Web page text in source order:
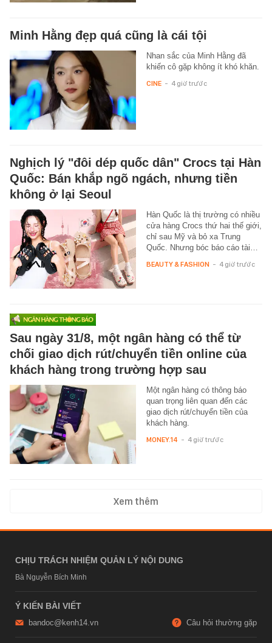
Minh Hằng đẹp quá cũng là cái tội
Nhan sắc của Minh Hằng đã
khiến cô gặp không ít khó khăn.
CINE - 4 giờ trước
Nghịch lý "đôi dép quốc dân" Crocs tại Hàn
Quốc: Bán khắp ngõ ngách, nhưng tiền
không ở lại Seoul
Hàn Quốc là thị trường có nhiều
cửa hàng Crocs thứ hai thế giới,
chỉ sau Mỹ và bỏ xa Trung
Quốc. Nhưng bóc báo cáo tài…
BEAUTY & FASHION - 4 giờ trước
Sau ngày 31/8, một ngân hàng có thể từ
chối giao dịch rút/chuyển tiền online của
khách hàng trong trường hợp sau
Một ngân hàng có thông báo
quan trọng liên quan đến các
giao dịch rút/chuyển tiền của
khách hàng.
MONEY.14 - 4 giờ trước
Xem thêm
CHỊU TRÁCH NHIỆM QUẢN LÝ NỘI DUNG
Bà Nguyễn Bích Minh
Ý KIẾN BÀI VIẾT
bandoc@kenh14.vn Câu hỏi thường gặp